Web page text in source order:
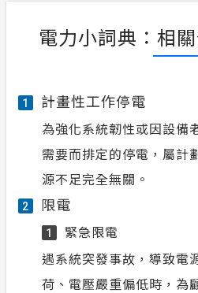
電力小詞典：相
1 計畫性工作停電
為強化系統韌性或因設備
需要而排定的停電，屬計
源不足完全無關。
2 限電
1
緊急限電
遇系統突發事故，導致電
荷、電壓嚴重偏低時，為